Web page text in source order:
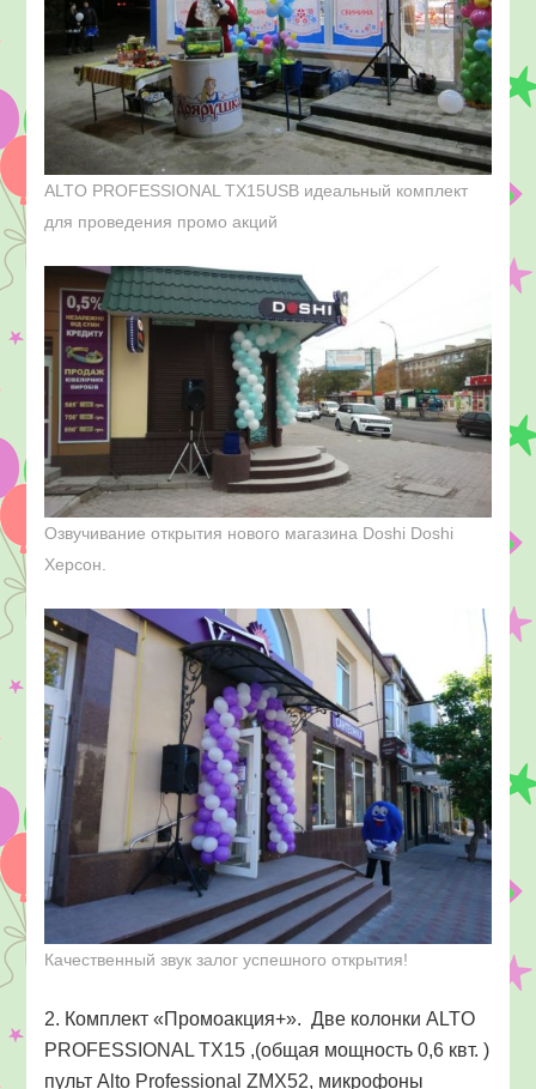
ALTO PROFESSIONAL TX15USB идеальный комплект
для проведения промо акций
Озвучивание открытия нового магазина Doshi Doshi
Херсон.
Качественный звук залог успешного открытия!
2. Комплект «Промоакция+». Две колонки ALTO
PROFESSIONAL TX15 ,(общая мощность 0,6 квт. )
пульт Alto Professional ZMX52, микрофоны